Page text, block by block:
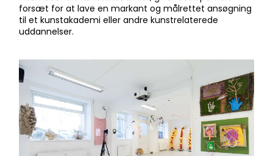
forsæt for at lave en markant og målrettet ansøgning
til et kunstakademi eller andre kunstrelaterede
uddannelser.